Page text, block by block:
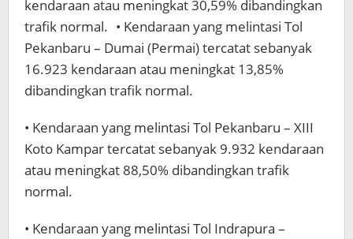
kendaraan atau meningkat 30,59% dibandingkan
trafik normal. • Kendaraan yang melintasi Tol
Pekanbaru – Dumai (Permai) tercatat sebanyak
16.923 kendaraan atau meningkat 13,85%
dibandingkan trafik normal.
• Kendaraan yang melintasi Tol Pekanbaru – XIII
Koto Kampar tercatat sebanyak 9.932 kendaraan
atau meningkat 88,50% dibandingkan trafik
normal.
• Kendaraan yang melintasi Tol Indrapura –